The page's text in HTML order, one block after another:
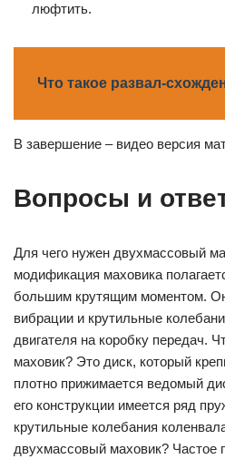
люфтить.
Что такое развал-
В завершение – видео версия
Вопросы и
Для чего нужен двухмассовый
модификация маховика
большим крутящим моментом.
вибрации и крутильные
двигателя на коробку передач.
маховик? Это диск, который
плотно прижимается ведомый
его конструкции имеется ряд
крутильные колебания
двухмассовый маховик? Частое